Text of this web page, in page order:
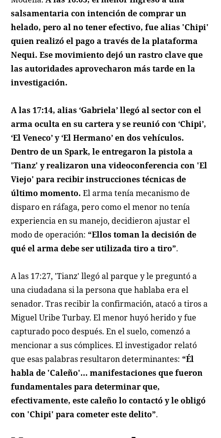
salsamentaria con intención de comprar un
helado, pero al no tener efectivo, fue alias 'Chipi'
quien realizó el pago a través de la plataforma
Nequi. Ese movimiento dejó un rastro clave que
las autoridades aprovecharon más tarde en la
investigación.
A las 17:14, alias ‘Gabriela’ llegó al sector con el
arma oculta en su cartera y se reunió con ‘Chipi’,
‘El Veneco’ y ‘El Hermano’ en dos vehículos.
Dentro de un Spark, le entregaron la pistola a
'Tianz' y realizaron una videoconferencia con 'El
Viejo' para recibir instrucciones técnicas de
último momento. El arma tenía mecanismo de
disparo en ráfaga, pero como el menor no tenía
experiencia en su manejo, decidieron ajustar el
modo de operación: “Ellos toman la decisión de
qué el arma debe ser utilizada tiro a tiro”.
A las 17:27, 'Tianz' llegó al parque y le preguntó a
una ciudadana si la persona que hablaba era el
senador. Tras recibir la confirmación, atacó a tiros a
Miguel Uribe Turbay. El menor huyó herido y fue
capturado poco después. En el suelo, comenzó a
mencionar a sus cómplices. El investigador relató
que esas palabras resultaron determinantes: “Él
habla de 'Caleño'... manifestaciones que fueron
fundamentales para determinar que,
efectivamente, este caleño lo contactó y le obligó
con 'Chipi' para cometer este delito”.